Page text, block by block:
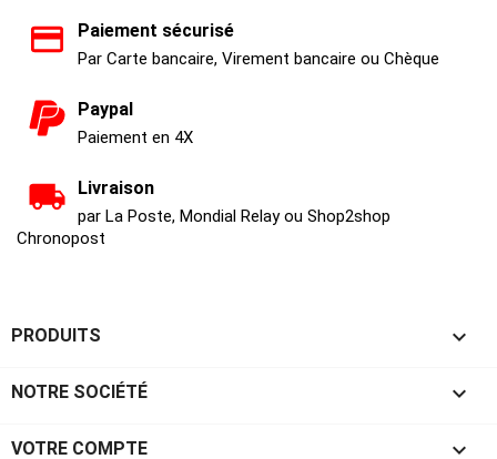
Paiement sécurisé
Par Carte bancaire, Virement bancaire ou Chèque
Paypal
Paiement en 4X
Livraison
par La Poste, Mondial Relay ou Shop2shop
Chronopost
PRODUITS 
NOTRE SOCIÉTÉ 
VOTRE COMPTE 